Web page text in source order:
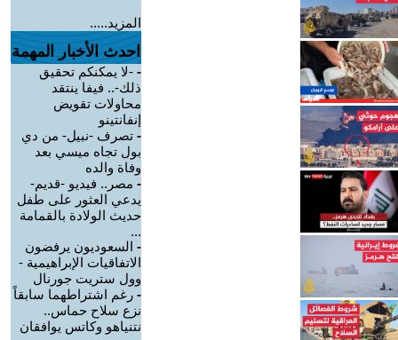
المزيد.....
احدث الأخبار المهمة
- -لا يمكنكم تحقيق
ذلك-.. فيفا ينتقد
محاولات تقويض
إنفانتينو
- تصرف -نبيل- من دي
بول تجاه ميسي بعد
وفاة والده
- مصر.. فيديو -قديم-
يدعي العثور على طفل
حديث الولادة بالقمامة
...
- السعوديون يرفضون
الاتفاقيات الإبراهيمية -
وول ستريت جورنال
- رغم اشتراطهما سابقاً
نزع سلاح حماس..
نتنياهو وكاتس يوافقان